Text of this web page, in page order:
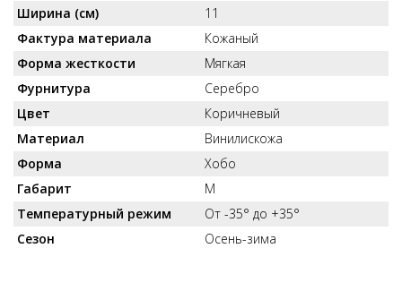
Ширина (см)
11
Фактура материала
Кожаный
Форма жесткости
Мягкая
Фурнитура
Серебро
Цвет
Коричневый
Материал
Винилискожа
Форма
Хобо
Габарит
M
Температурный режим
От -35° до +35°
Сезон
Осень-зима